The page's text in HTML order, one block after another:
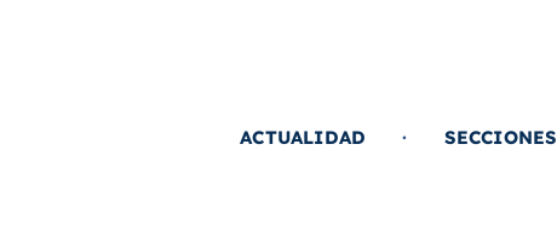
ACTUALIDAD
SECCIONES